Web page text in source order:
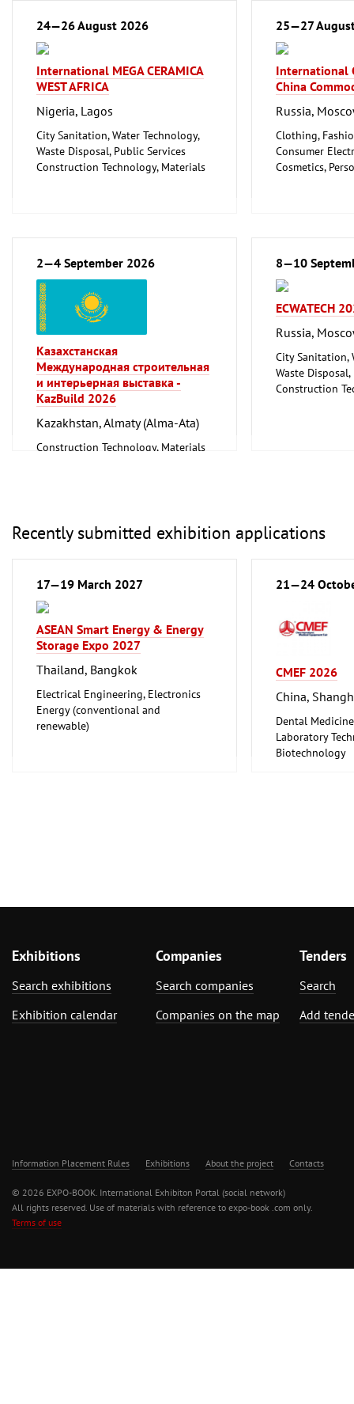
24—26 August 2026
International MEGA CERAMICA
WEST AFRICA
Nigeria, Lagos
City Sanitation, Water Technology,
Waste Disposal, Public Services
Construction Technology, Materials
tools, tools
25—27
International
China
Russia,
Clothing,
Consumer
Cosmetics,
2—4 September 2026
Казахстанская
Международная строительная
и интерьерная выставка -
KazBuild 2026
Kazakhstan, Almaty (Alma-Ata)
Construction Technology, Materials
8—10
ECWATECH
Russia,
City Sanitation,
Waste
Construction
Recently submitted exhibition applications
17—19 March 2027
ASEAN Smart Energy & Energy
Storage Expo 2027
Thailand, Bangkok
Electrical Engineering, Electronics
Energy (conventional and
renewable)
21—24
CMEF 2026
China,
Dental
Laboratory
Biotechnology
Exhibitions
Search exhibitions
Exhibition calendar
Companies
Search companies
Companies on the map
Tenders
Search
Add
Information Placement Rules Exhibitions About the project Contacts
© 2026 EXPO-BOOK. International Exhibiton Portal (social network)
All rights reserved. Use of materials with reference to expo-book .com only.
Terms of use